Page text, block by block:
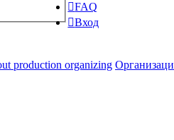
FAQ
Вход
production organizing